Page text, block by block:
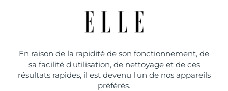
En raison de la rapidité de son fonctionnement, de
sa facilité d'utilisation, de nettoyage et de ces
résultats rapides, il est devenu l'un de nos appareils
préférés.